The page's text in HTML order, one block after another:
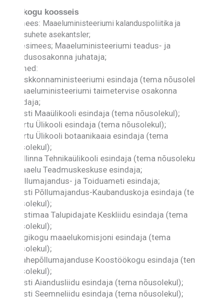
Nõukogu koosseis
Esimees: Maaeluministeeriumi kalanduspoliitika ja
välissuhete asekantsler;
Aseesimees; Maaeluministeeriumi teadus- ja
arendusosakonna juhataja;
Liikmed:
– Keskkonnaministeeriumi esindaja (tema nõusolekul);
– Maaeluministeeriumi taimetervise osakonna
esindaja;
– Eesti Maaülikooli esindaja (tema nõusolekul);
– Tartu Ülikooli esindaja (tema nõusolekul);
– Tartu Ülikooli botaanikaaia esindaja (tema
nõusolekul);
– Tallinna Tehnikaülikooli esindaja (tema nõusolekul);
– Maaelu Teadmuskeskuse esindaja;
– Põllumajandus- ja Toiduameti esindaja;
– Eesti Põllumajandus-Kaubanduskoja esindaja (tema
nõusolekul);
– Eestimaa Talupidajate Keskliidu esindaja (tema
nõusolekul);
– Riigikogu maaelukomisjoni esindaja (tema
nõusolekul);
– Mahepõllumajanduse Koostöökogu esindaja (tema
nõusolekul);
– Eesti Aiandusliidu esindaja (tema nõusolekul);
– Eesti Seemneliidu esindaja (tema nõusolekul);